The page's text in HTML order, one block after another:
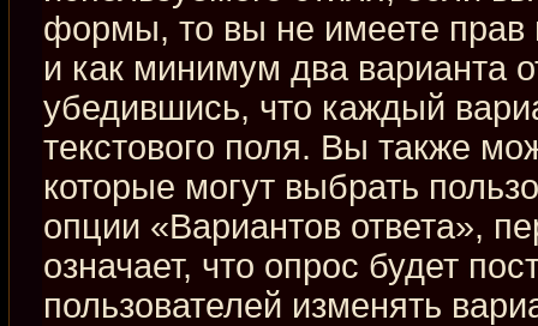
формы, то вы не имеете прав
и как минимум два варианта
убедившись, что каждый
текстового поля. Вы также
которые могут выбрать
опции «Вариантов ответа»,
означает, что опрос будет
пользователей изменять